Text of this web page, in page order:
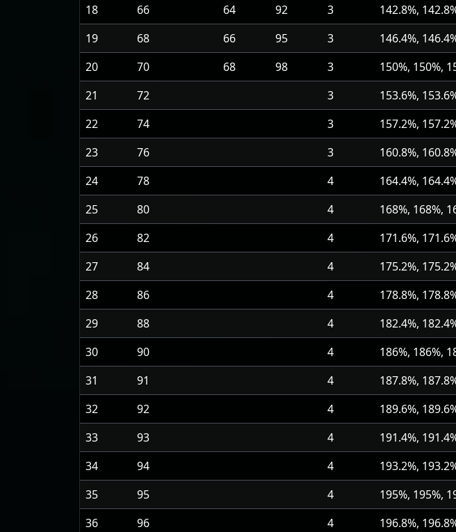
18
66 64 92 3 142.8%,
19
68 66 95 3 146.4%,
20
70 68 98 3 150%, 150%,
21
72 3 153.6%,
22
74 3 157.2%,
23
76 3 160.8%,
24
78 4 164.4%,
25
80 4 168%, 168%,
26
82 4 171.6%,
27
84 4 175.2%,
28
86 4 178.8%,
29
88 4 182.4%,
30
90 4 186%, 186%,
31
91 4 187.8%,
32
92 4 189.6%,
33
93 4 191.4%,
34
94 4 193.2%,
35
95 4 195%, 195%,
36
96 4 196.8%,